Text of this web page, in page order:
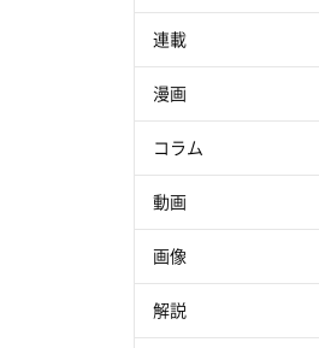
連載
漫画
コラム
動画
画像
解説